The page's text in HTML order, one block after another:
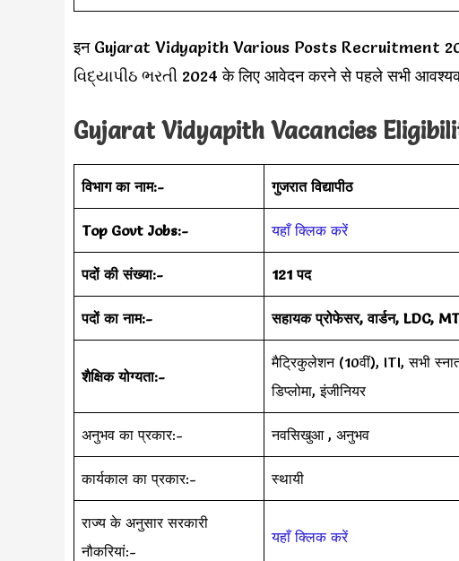
इन Gujarat Vidyapith Various Posts Recruitment 2024
વિદ્યાપીઠ ભરતી 2024 के लिए आवेदन करने से पहले सभी
Gujarat Vidyapith Vacancies
विभाग का नाम:- गुजरात विद्यापीठ
Top Govt Jobs:- यहाँ क्लिक करें
पदों की संख्या:- 121 पद
पदों का नाम:- सहायक प्रोफेसर, वार्डन, LDC,
शैक्षिक योग्यता:-
मैट्रिकुलेशन (10वीं), ITI, सभी
डिप्लोमा, इंजीनियर
अनुभव का प्रकार:- नवसिखुआ , अनुभव
कार्यकाल का प्रकार:- स्थायी
राज्य के अनुसार सरकारी
नौकरियां:-
यहाँ क्लिक करें